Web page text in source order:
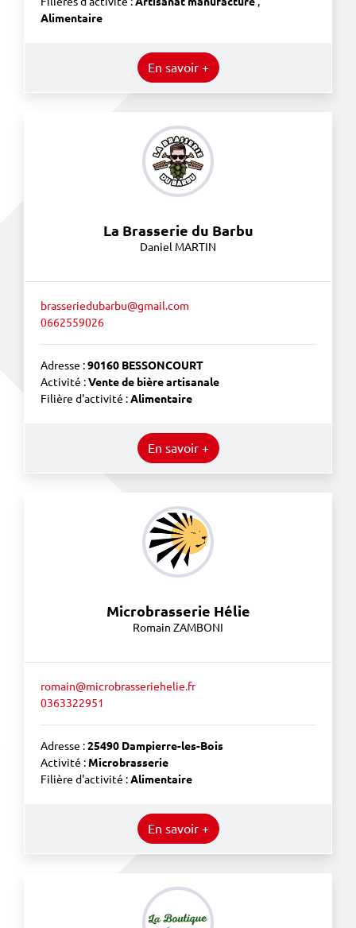
Alimentaire
En savoir +
La Brasserie du Barbu
Daniel MARTIN
brasseriedubarbu@gmail.com
0662559026
Adresse :90160 BESSONCOURT
Activité :Vente de bière artisanale
Filière d'activité :Alimentaire
En savoir +
Microbrasserie Hélie
Romain ZAMBONI
romain@microbrasseriehelie.fr
0363322951
Adresse :25490 Dampierre-les-Bois
Activité : Microbrasserie
Filière d'activité :Alimentaire
En savoir +